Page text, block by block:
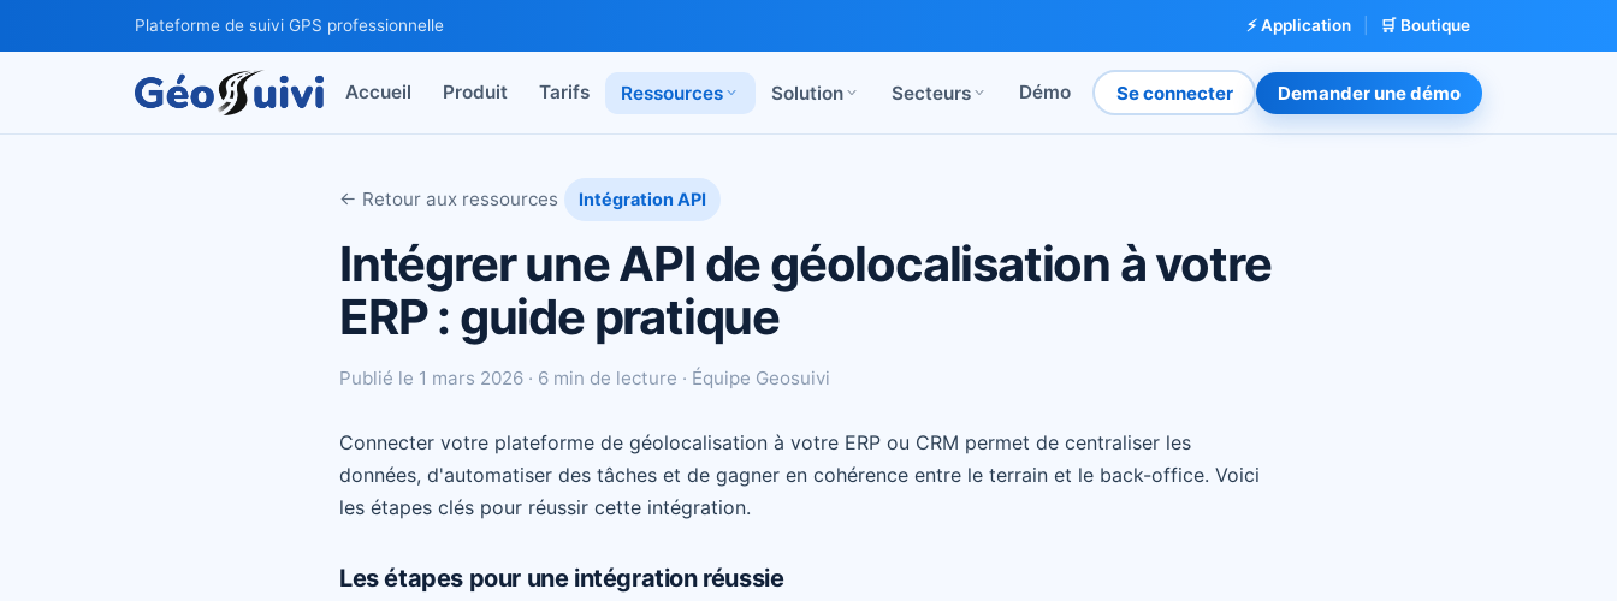
Plateforme de suivi GPS professionnelle ⚡ Application 🛒 Boutique
Accueil Produit Tarifs Ressources Solution Secteurs Démo Se connecter Demander une démo
← Retour aux ressources Intégration API
Intégrer une API de géolocalisation à votre
ERP : guide pratique
Publié le 1 mars 2026 · 6 min de lecture · Équipe Geosuivi
Connecter votre plateforme de géolocalisation à votre ERP ou CRM permet de centraliser les
données, d'automatiser des tâches et de gagner en cohérence entre le terrain et le back-office. Voici
les étapes clés pour réussir cette intégration.
Les étapes pour une intégration réussie